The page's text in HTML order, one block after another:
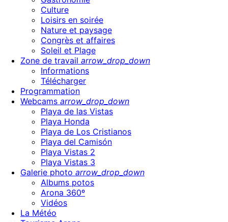
Culture
Loisirs en soirée
Nature et paysage
Congrès et affaires
Soleil et Plage
Zone de travail arrow_drop_down
Informations
Télécharger
Programmation
Webcams arrow_drop_down
Playa de las Vistas
Playa Honda
Playa de Los Cristianos
Playa del Camisón
Playa Vistas 2
Playa Vistas 3
Galerie photo arrow_drop_down
Albums potos
Arona 360º
Vidéos
La Météo